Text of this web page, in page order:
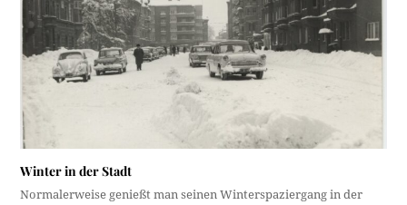
Winter in der Stadt
Normalerweise genießt man seinen Winterspaziergang in der